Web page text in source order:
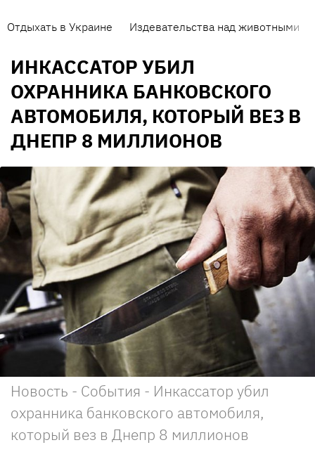
Отдыхать в Украине Издевательства над животными
ИНКАССАТОР УБИЛ
ОХРАННИКА БАНКОВСКОГО
АВТОМОБИЛЯ, КОТОРЫЙ ВЕЗ В
ДНЕПР 8 МИЛЛИОНОВ
Новость - События - Инкассатор убил
охранника банковского автомобиля,
который вез в Днепр 8 миллионов